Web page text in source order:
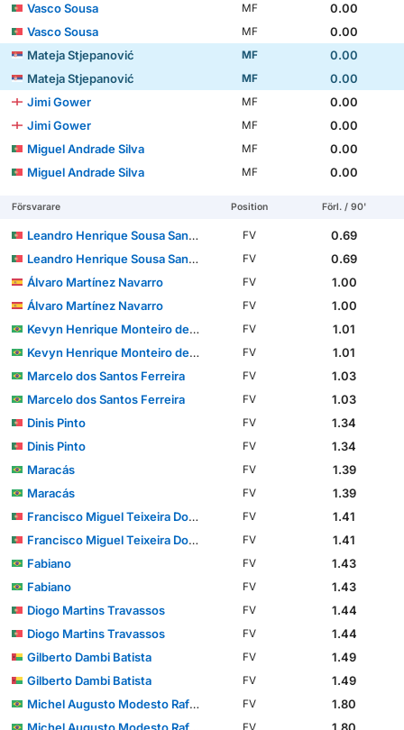
Vasco Sousa
MF
0.00
Vasco Sousa
MF
0.00
Mateja Stjepanović
MF
0.00
Mateja Stjepanović
MF
0.00
Jimi Gower
MF
0.00
Jimi Gower
MF
0.00
Miguel Andrade Silva
MF
0.00
Miguel Andrade Silva
MF 0.00
Försvarare Position Förl. / 90'
Leandro Henrique Sousa Santos FV
0.69
Leandro Henrique Sousa Santos
FV
0.69
Álvaro Martínez Navarro
FV
1.00
Álvaro Martínez Navarro
FV
1.00
Kevyn Henrique Monteiro de Souza
FV
1.01
Kevyn Henrique Monteiro de Souza
FV
1.01
Marcelo dos Santos Ferreira
FV
1.03
Marcelo dos Santos Ferreira
FV
1.03
Dinis Pinto
FV
1.34
Dinis Pinto
FV
1.34
Maracás
FV
1.39
Maracás
FV
1.39
Francisco Miguel Teixeira Domingues
FV
1.41
Francisco Miguel Teixeira Domingues
FV
1.41
Fabiano
FV
1.43
Fabiano
FV
1.43
Diogo Martins Travassos
FV
1.44
Diogo Martins Travassos
FV
1.44
Gilberto Dambi Batista
FV
1.49
Gilberto Dambi Batista
FV
1.49
Michel Augusto Modesto Rafael dos Santos
FV
1.80
FV